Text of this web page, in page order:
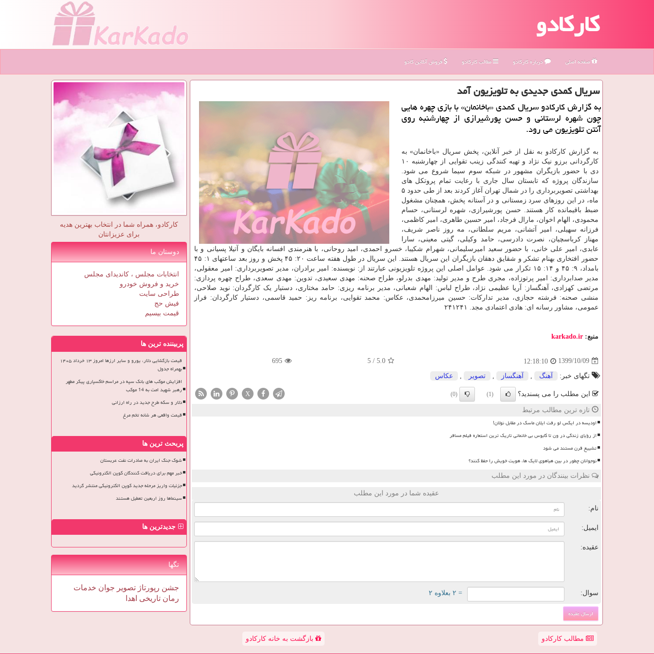
کارکادو
صفحه اصلی درباره كاركادو مطالب كاركادو فروش آنلاین کادو
سریال كمدی جدیدی به تلویزیون آمد
به گزارش کارکادو سریال کمدی «باخانمان» با بازی چهره هایی
چون شهره لرستانی و حسن پورشیرازی از چهارشنبه روی
آنتن تلویزیون می رود.
به گزارش کارکادو به نقل از خبر آنلاین، پخش سریال «باخانمان» به
کارگردانی برزو نیک نژاد و تهیه کنندگی زینب تقوایی از چهارشنبه ۱۰
دی با حضور بازیگران مشهور در شبکه سوم سیما شروع می شود.
سازندگان پروژه که تابستان سال جاری با رعایت تمام پروتکل های
بهداشتی تصویربرداری را در شمال تهران آغاز کردند بعد از طی حدود ۵
ماه، در این روزهای سرد زمستانی و در آستانه پخش، همچنان مشغول
ضبط باقیمانده کار هستند. حسن پورشیرازی، شهره لرستانی، حسام
محمودی، الهام اخوان، مارال فرجاد، امیر حسین طاهری، امیر کاظمی،
فرزانه سهیلی، امیر آتشانی، مریم سلطانی، مه روز ناصر شریف،
مهناز کرباسچیان، نصرت دادرسی، حامد وکیلی، گیتی معینی، سارا
عابدی، امیر علی خانی، با حضور سعید امیرسلیمانی، شهرام شکیبا، خسرو احمدی، امید روحانی، با هنرمندی افسانه بایگان و آتیلا پسیانی و با
حضور افتخاری بهنام تشکر و شقایق دهقان بازیگران این سریال هستند. این سریال در طول هفته ساعت ۲۰: ۴۵ پخش و روز بعد ساعتهای ۱: ۴۵
بامداد، ۹: ۴۵ و ۱۴: ۱۵ تکرار می شود. عوامل اصلی این پروژه تلویزیونی عبارتند از: نویسنده: امیر برادران، مدیر تصویربرداری: امیر معقولی،
مدیر صدابرداری: امیر پرتوزاده، مجری طرح و مدیر تولید: مهدی بدرلو، طراح صحنه: مهدی سعیدی، تدوین: مهدی سعدی، طراح چهره پردازی:
مرتضی کهزادی، آهنگساز: آریا عظیمی نژاد، طراح لباس: الهام شعبانی، مدیر برنامه ریزی: حامد مختاری، دستیار یک کارگردان: نوید صلاحی،
منشی صحنه: فرشته حجازی، مدیر تدارکات: حسین میرزامحمدی، عکاس: محمد تقوایی، برنامه ریز: حمید قاسمی، دستیار کارگردان: فراز
عمومی، مشاور رسانه ای: هادی اعتمادی مجد. ۲۴۱۲۴۱
منبع: karkado.ir
1399/10/09
12:18:10
5.0
/
5
695
تگهای خبر: آهنگ آهنگساز تصویر عكاس
این مطلب را می پسندید؟ (1)
(0)
X
تازه ترین مطالب مرتبط
اودیسه در ایکس لو رفت ایلان ماسک در مقابل نولان!
از رؤیای زندگی در ون تا کابوس بی خانمانی تاریک ترین استعاره فیلم مسافر
تشییع قرن مستند می شود
نوجوانان چطور در بین هیاهوی لایک ها، هویت خویش را حفظ کنند؟
نظرات بینندگان در مورد این مطلب
عقیده شما در مورد این مطلب
نام:
ایمیل:
عقیده:
سوال: = ۲ بعلاوه ۲
کارکادو، همراه شما در انتخاب بهترین هدیه
برای عزیزانتان
دوستان ما
انتخابات مجلس ، کاندیدای مجلس
خرید و فروش خودرو
طراحی سایت
فیش حج
قیمت بیسیم
پربیننده ترین ها
قیمت بازگشایی دلار، یورو و سایر ارزها امروز ۱۳ خرداد ۱۴۰۵
بهمراه جدول
افزایش موکب های بانک سپه در مراسم خاکسپاری پیکر مطهر
رهبر شهید امت به 14 موکب
دلار و سکه طرح جدید در راه ارزانی
قیمت واقعی هر شانه تخم مرغ
پربحث ترین ها
شوک جنگ ایران به صادرات نفت عربستان
خبر مهم برای دریافت کنندگان کوپن الکترونیکی
جزئیات واریز مرحله جدید کوپن الکترونیکی منتشر گردید
سینماها روز اربعین تعطیل هستند
جدیدترین ها
تگها
جشن رپورتاژ تصویر جوان خدمات
رمان تاریخی اهدا
مطالب کارکادو بازگشت به خانه کارکادو